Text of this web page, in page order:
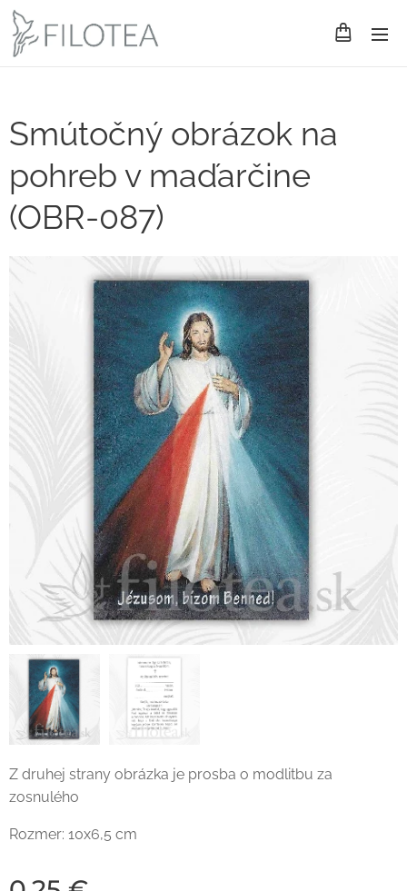
Smútočný obrázok na
pohreb v maďarčine
(OBR-087)
Z druhej strany obrázka je prosba o modlitbu za
zosnulého
Rozmer: 10x6,5 cm